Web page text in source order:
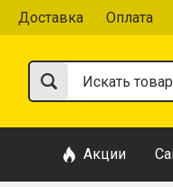
Доставка Оплата
Акции